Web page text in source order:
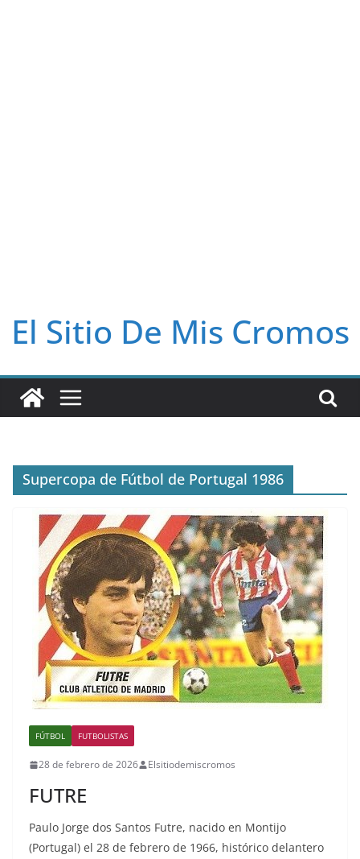
El Sitio De Mis Cromos
Supercopa de Fútbol de Portugal 1986
FÚTBOL FUTBOLISTAS
28 de febrero de 2026 Elsitiodemiscromos
FUTRE
Paulo Jorge dos Santos Futre, nacido en Montijo
(Portugal) el 28 de febrero de 1966, histórico delantero